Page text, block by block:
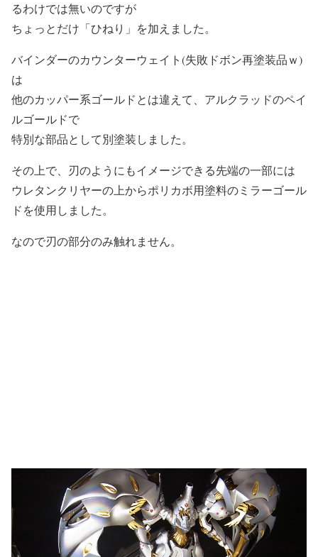
るわけでは無いのですが
ちょっとだけ「ひねり」を加えました。
バインダーのカウンターウェイト(失敗ドボン再塗装品ｗ)
は
他のカッパー系ゴールドとは違えて、アルクラッドのペイ
ルゴールドで
特別な部品として別塗装しました。
その上で、刃のようにもイメージできる先端の一部には
ウレタンクリヤーの上からポリカボ用塗料のミラーゴール
ドを使用しました。
なので刃の部分のみ触れません。